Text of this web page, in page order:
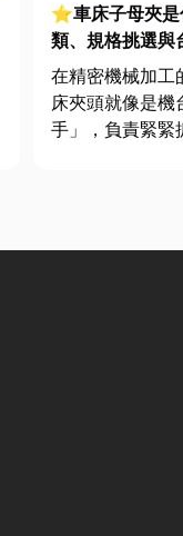
⭐車床子母夾
類、規格挑選與
完整指南
在精密機械加工
床夾頭就像是機
手」，負責緊緊